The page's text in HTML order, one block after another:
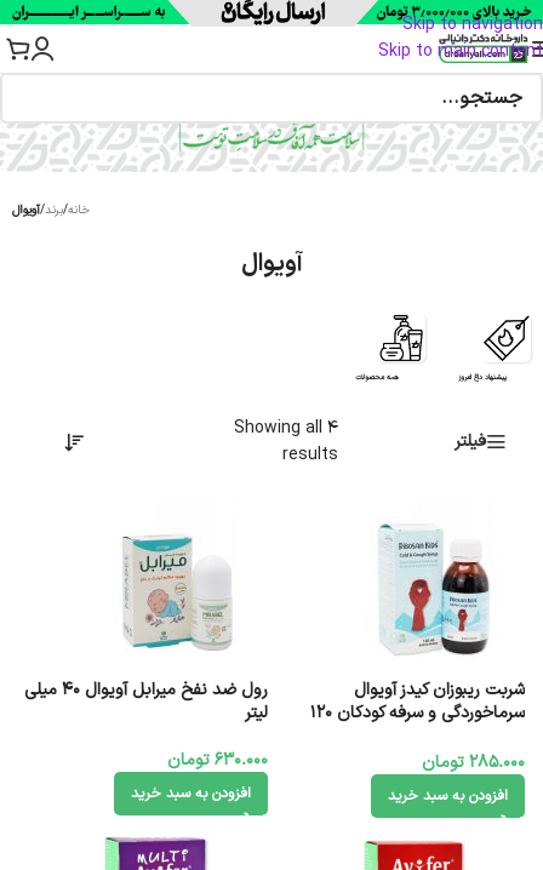
Skip to navigation
Skip to main content
آویوال
خانه/برند/آویوال
پیشنهاد داغ امروز همه محصولات
فیلتر
Showing all 4
results
شربت ریبوزان کیدز آویوال
سرماخوردگی و سرفه کودکان 120
285.000تومان
افزودن به سبد خرید
رول ضد نفخ میرابل آویوال 40 میلی
لیتر
630.000تومان
افزودن به سبد خرید